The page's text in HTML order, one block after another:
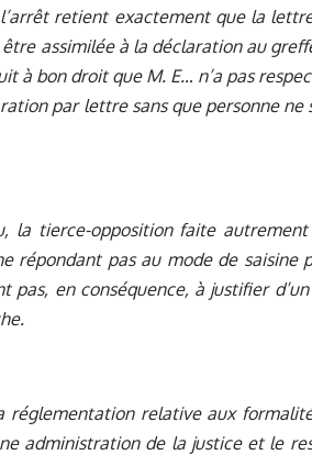
retient exactement que la
assimilée à la déclaration au
à bon droit que M. E… n’a pas
par lettre sans que personne
la tierce-opposition faite
répondant pas au mode de
pas, en conséquence, à justifier
relative aux
administration de la justice et le